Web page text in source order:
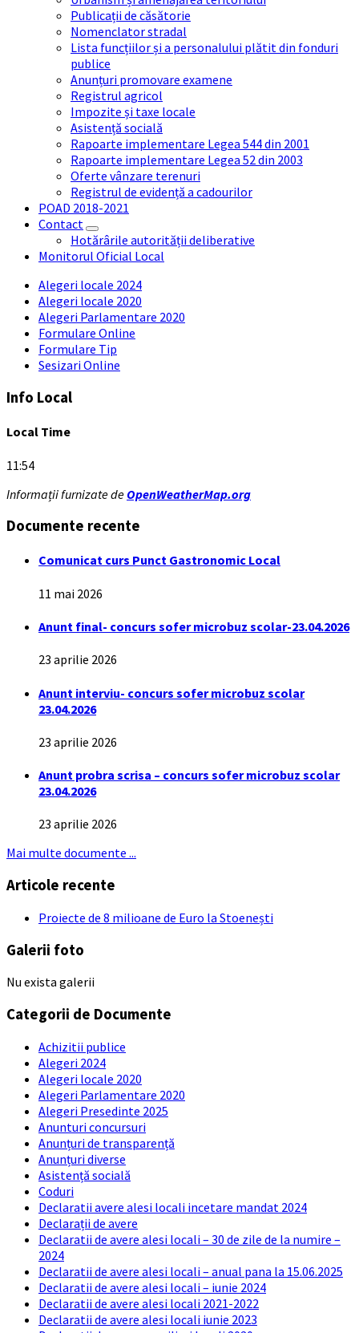
Publicații de căsătorie
Nomenclator stradal
Lista funcțiilor și a personalului plătit din fonduri
publice
Anunțuri promovare examene
Registrul agricol
Impozite și taxe locale
Asistență socială
Rapoarte implementare Legea 544 din 2001
Rapoarte implementare Legea 52 din 2003
Oferte vânzare terenuri
Registrul de evidență a cadourilor
POAD 2018-2021
Contact
Hotărârile autorității deliberative
Monitorul Oficial Local
Alegeri locale 2024
Alegeri locale 2020
Alegeri Parlamentare 2020
Formulare Online
Formulare Tip
Sesizari Online
Info Local
Local Time
11:54
Informații furnizate de OpenWeatherMap.org
Documente recente
Comunicat curs Punct Gastronomic Local
11 mai 2026
Anunt final- concurs sofer microbuz scolar-23.04.2026
23 aprilie 2026
Anunt interviu- concurs sofer microbuz scolar
23.04.2026
23 aprilie 2026
Anunt probra scrisa – concurs sofer microbuz scolar
23.04.2026
23 aprilie 2026
Mai multe documente ...
Articole recente
Proiecte de 8 milioane de Euro la Stoenești
Galerii foto
Nu exista galerii
Categorii de Documente
Achizitii publice
Alegeri 2024
Alegeri locale 2020
Alegeri Parlamentare 2020
Alegeri Presedinte 2025
Anunturi concursuri
Anunțuri de transparență
Anunțuri diverse
Asistență socială
Coduri
Declaratii avere alesi locali incetare mandat 2024
Declarații de avere
Declaratii de avere alesi locali – 30 de zile de la numire –
2024
Declaratii de avere alesi locali – anual pana la 15.06.2025
Declaratii de avere alesi locali – iunie 2024
Declaratii de avere alesi locali 2021-2022
Declaratii de avere alesi locali iunie 2023